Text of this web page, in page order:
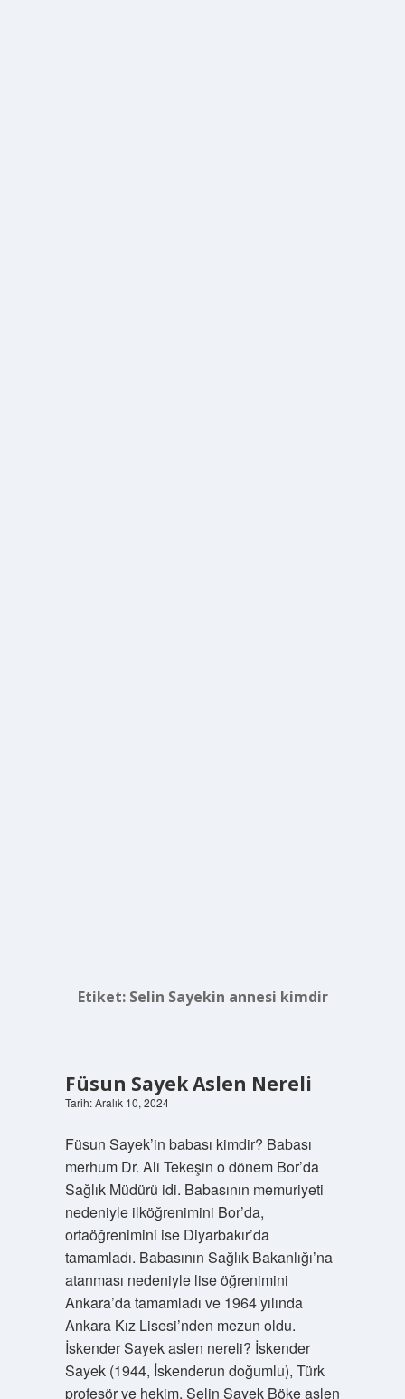
Etiket: Selin Sayekin annesi kimdir
Füsun Sayek Aslen Nereli
Tarih: Aralık 10, 2024
Füsun Sayek’in babası kimdir? Babası
merhum Dr. Ali Tekeşin o dönem Bor’da
Sağlık Müdürü idi. Babasının memuriyeti
nedeniyle ilköğrenimini Bor’da,
ortaöğrenimini ise Diyarbakır’da
tamamladı. Babasının Sağlık Bakanlığı’na
atanması nedeniyle lise öğrenimini
Ankara’da tamamladı ve 1964 yılında
Ankara Kız Lisesi’nden mezun oldu.
İskender Sayek aslen nereli? İskender
Sayek (1944, İskenderun doğumlu), Türk
profesör ve hekim. Selin Sayek Böke aslen